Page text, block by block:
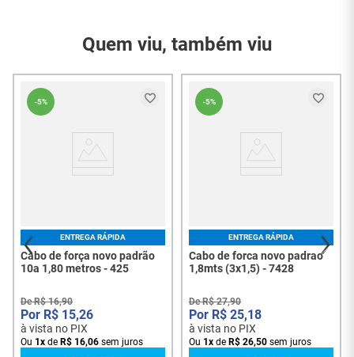
Garantia do
3 Meses
01 Cabo Y de Força
Novo Padrão 10A 1,80
Quem viu, também viu
-5%
ENTREGA RÁPIDA
Cabo de força novo padrão
10a 1,80 metros - 425
DeR$ 16,90
R$ 15,26
à vista no PIX
Ou 1x de R$ 16,06 sem juros
-5%
ENTREGA RÁPIDA
Cabo de forca novo padrao
1,8mts (3x1,5) - 7428
DeR$ 27,90
R$ 25,18
à vista no PIX
Ou 1x de R$ 26,50 sem juros